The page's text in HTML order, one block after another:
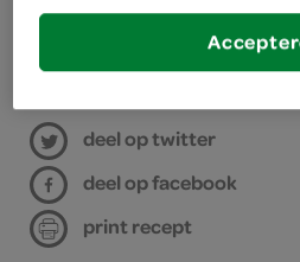
vershoudfolie
bereiden
deel op twitter
deel op facebook
print recept